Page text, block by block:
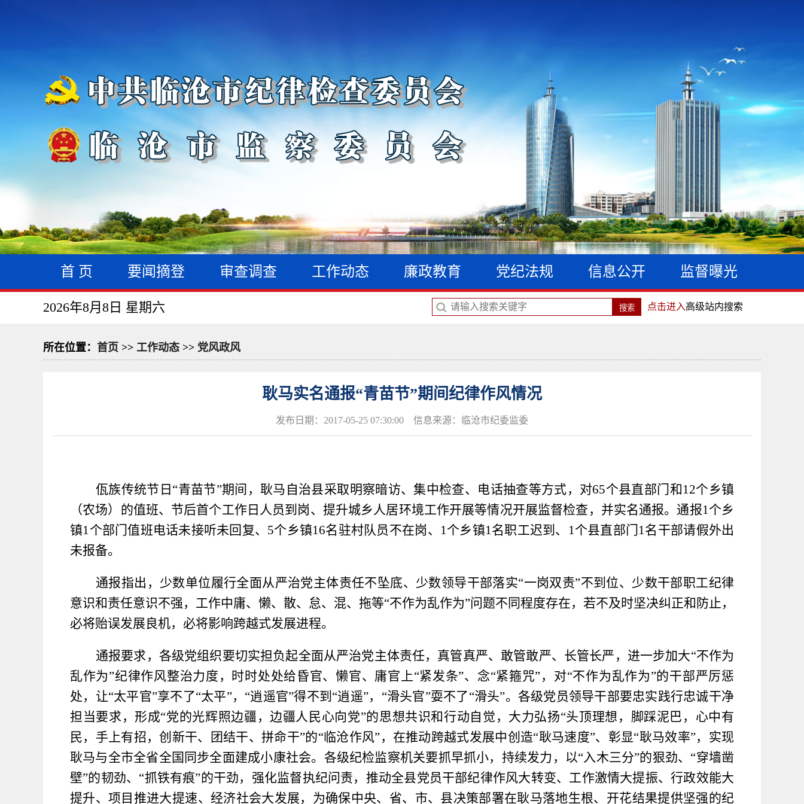
首 页 要闻摘登 审查调查 工作动态 廉政教育 党纪法规 信息公开 监督曝光
2026年8月8日 星期六 点击进入高级站内搜索
所在位置： 首页 >> 工作动态 >> 党风政风
耿马实名通报“青苗节”期间纪律作风情况
发布日期：2017-05-25 07:30:00 信息来源：临沧市纪委监委
佤族传统节日“青苗节”期间，耿马自治县采取明察暗访、集中检查、电话抽查等方式，对65个县直部门和12个乡镇
（农场）的值班、节后首个工作日人员到岗、提升城乡人居环境工作开展等情况开展监督检查，并实名通报。通报1个乡
镇1个部门值班电话未接听未回复、 5个乡镇16名驻村队员不在岗、 1个乡镇1名职工迟到、 1个县直部门 1名干部请假外出
未报备。
通报指出， 少数单位履行全面从严治党主体责任不坠底、少数领导干部落实“一岗双责”不到位、少数干部职工纪律
意识和责任意识不强，工作中庸、懒、散、怠、混、拖等“不作为乱作为”问题不同程度存在，若不及时坚决纠正和防止，
必将贻误发展良机，必将影响跨越式发展进程。
通报要求，各级党组织要切实担负起全面从严治党主体责任，真管真严、敢管敢严、长管长严，进一步加大“不作为
乱作为”纪律作风整治力度，时时处处给昏官、懒官、庸官上“紧发条”、念“紧箍咒”，对“不作为乱作为”的干部严厉惩
处，让“太平官”享不了“太平”，“逍遥官”得不到“逍遥”，“滑头官”耍不了“滑头”。各级党员领导干部要忠实践行忠诚干净
担当要求，形成“党的光辉照边疆，边疆人民心向党”的思想共识和行动自觉，大力弘扬“头顶理想，脚踩泥巴，心中有
民，手上有招，创新干、团结干、拼命干”的“临沧作风”，在推动跨越式发展中创造“耿马速度”、彰显“耿马效率”，实现
耿马与全市全省全国同步全面建成小康社会。各级纪检监察机关要抓早抓小，持续发力，以“入木三分”的狠劲、“穿墙凿
壁”的韧劲、“抓铁有痕”的干劲，强化监督执纪问责，推动全县党员干部纪律作风大转变、工作激情大提振、行政效能大
提升、项目推进大提速、经济社会大发展，为确保中央、省、市、县决策部署在耿马落地生根、开花结果提供坚强的纪